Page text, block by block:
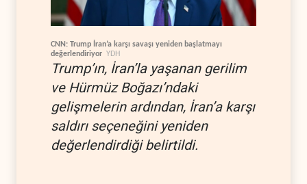
CNN: Trump İran’a karşı savaşı yeniden başlatmayı
değerlendiriyor YDH
Trump’ın, İran’la yaşanan gerilim
ve Hürmüz Boğazı’ndaki
gelişmelerin ardından, İran’a karşı
saldırı seçeneğini yeniden
değerlendirdiği belirtildi.